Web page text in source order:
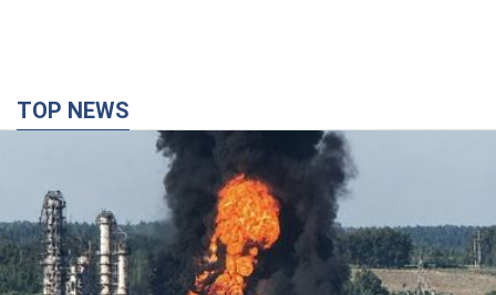
Россия сосредоточила у Москвы три кольца
ПВО: Зеленский пообещал "находить
технологии" противодействия
Президент заявил, что даже усовершенствованная система
противовоздушной обороны РФ не гарантирует защиты от
украинских ударов
8 часов назад 55,5 т.